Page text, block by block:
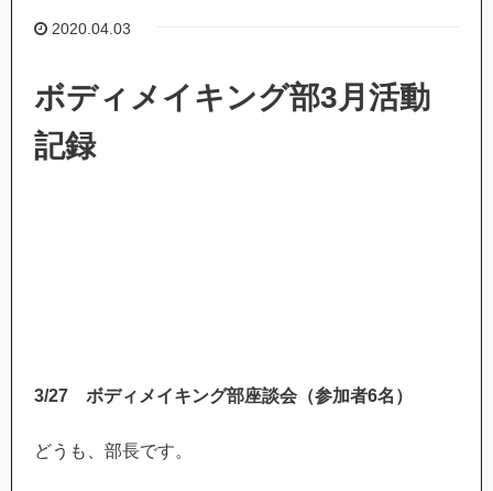
2020.04.03
ボディメイキング部3月活動
記録
3/27 ボディメイキング部座談会（参加者6名）
どうも、部長です。